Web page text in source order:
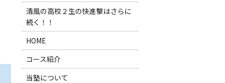
清風の高校２生の快進撃はさらに
続く！！
HOME
コース紹介
当塾について